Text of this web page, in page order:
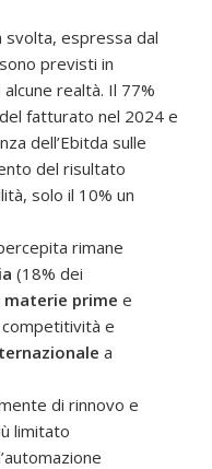
svolta, espressa dal
previsti in
realtà. Il 77%
fatturato nel 2024 e
dell’Ebitda sulle
del risultato
solo il 10% un
rimane
(18% dei
prime e
e
a
di rinnovo e
limitato